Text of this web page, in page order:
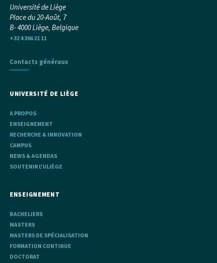
Université de Liège
Place du 20-Août, 7
B- 4000 Liège, Belgique
+32 4 366 21 11
Contacts généraux
UNIVERSITÉ DE LIÈGE
A PROPOS
ENSEIGNEMENT
RECHERCHE & INNOVATION
CAMPUS
NEWS & AGENDAS
SOUTENIR L'ULIÈGE
ENSEIGNEMENT
BACHELIERS
MASTERS
MASTERS DE SPÉCIALISATION
FORMATION CONTINUE
DOCTORAT